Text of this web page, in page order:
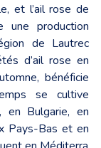
et l’ail rose de
une production
de Lautrec
d’ail rose en
bénéficie
se cultive
en Bulgarie, en
Pays-Bas et en